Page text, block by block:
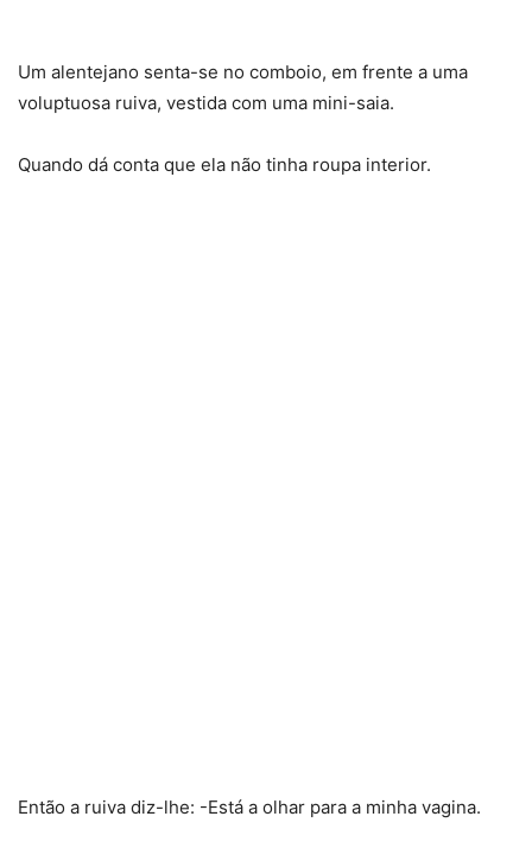
Um alentejano senta-se no comboio, em frente a uma
voluptuosa ruiva, vestida com uma mini-saia.
Quando dá conta que ela não tinha roupa interior.
Então a ruiva diz-lhe: -Está a olhar para a minha vagina.